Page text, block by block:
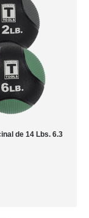
de 14 Lbs. 6.3